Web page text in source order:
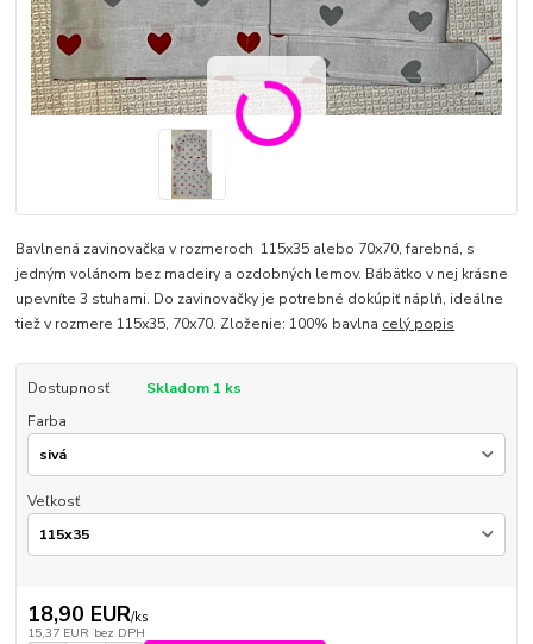
Bavlnená zavinovačka v rozmeroch 115x35 alebo 70x70, farebná, s
jedným volánom bez madeiry a ozdobných lemov. Bábätko v nej krásne
upevníte 3 stuhami. Do zavinovačky je potrebné dokúpiť náplň, ideálne
tiež v rozmere 115x35, 70x70. Zloženie: 100% bavlna celý popis
Dostupnosť
Skladom 1 ks
Farba
Veľkosť
18,90 EUR/ks
15,37 EUR bez DPH